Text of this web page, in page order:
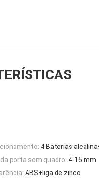
4 Baterias
porta sem quadro: 4-15 mm
ABS+liga de zinco